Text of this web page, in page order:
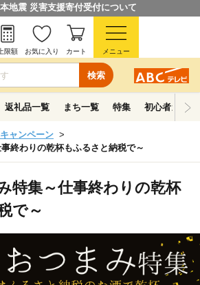
地震 災害支援寄付受付について
検索
上限額 お気に入り カート メニュー
返礼品一覧 まち一覧 特集 初心者ガイド
ャンペーン
終わりの乾杯もふるさと納税で～
特集～仕事終わりの乾杯
で～